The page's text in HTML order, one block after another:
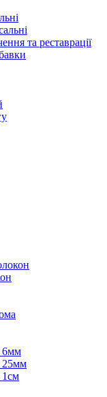
та реставрації
6мм
25мм
1см